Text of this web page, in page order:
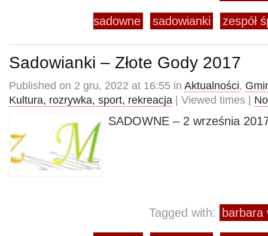
sadowne sadowianki zespół
Sadowianki – Złote Gody 2017
Published on 2 gru, 2022 at 16:55 in Aktualności,
Kultura, rozrywka, sport, rekreacja | Viewed times |
SADOWNE – 2 września
Tagged with: barbara